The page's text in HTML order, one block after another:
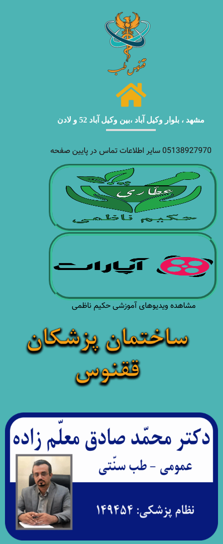
مشهد ، بلوار وکیل آباد ،بین وکیل آباد 52 و لادن
05138927970 سایر اطلاعات تماس در پایین صفحه
مشاهده ویدیوهای آموزشی حکیم ناظمی